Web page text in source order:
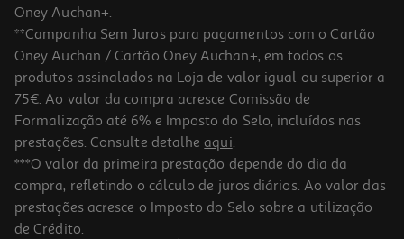
Forma Bolo Inglês Actuel Ret Aço Revest 25x11
5.99 €/un
5,99 €
Oney Auchan+.
**Campanha Sem Juros para pagamentos com o Cartão
Oney Auchan / Cartão Oney Auchan+, em todos os
produtos assinalados na Loja de valor igual ou superior a
75€. Ao valor da compra acresce Comissão de
Formalização até 6% e Imposto do Selo, incluídos nas
prestações. Consulte detalhe aqui.
***O valor da primeira prestação depende do dia da
compra, refletindo o cálculo de juros diários. Ao valor das
prestações acresce o Imposto do Selo sobre a utilização
de Crédito.